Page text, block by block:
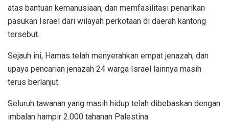
atas bantuan kemanusiaan, dan memfasilitasi penarikan
pasukan Israel dari wilayah perkotaan di daerah kantong
tersebut.
Sejauh ini, Hamas telah menyerahkan empat jenazah, dan
upaya pencarian jenazah 24 warga Israel lainnya masih
terus berlanjut.
Seluruh tawanan yang masih hidup telah dibebaskan dengan
imbalan hampir 2.000 tahanan Palestina.